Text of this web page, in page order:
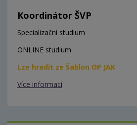
Koordinátor ŠVP
Specializační studium
ONLINE studium
Lze hradit ze Šablon OP JAK
Více informací